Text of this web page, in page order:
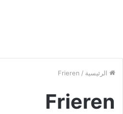
الرئيسية /
Frieren
Frieren